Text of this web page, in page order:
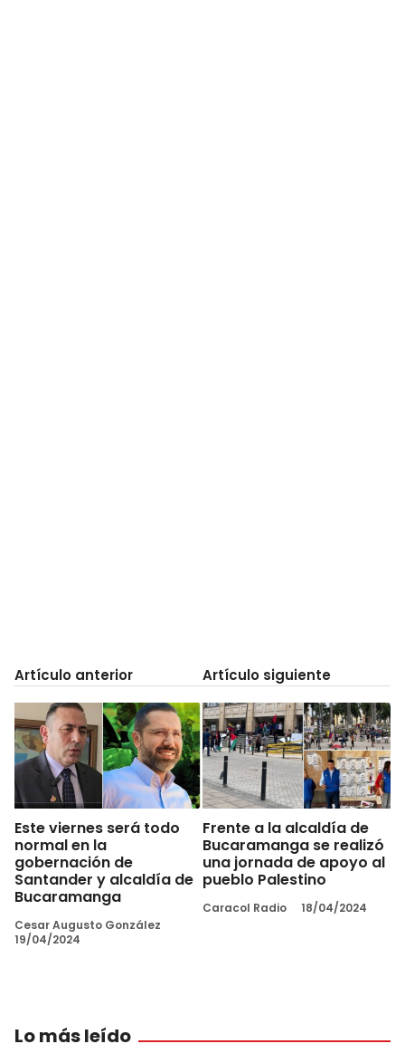
Artículo anterior
Este viernes será todo
normal en la
gobernación de
Santander y alcaldía de
Bucaramanga
Cesar Augusto González
19/04/2024
Artículo siguiente
Frente a la alcaldía de
Bucaramanga se realizó
una jornada de apoyo al
pueblo Palestino
Caracol Radio 18/04/2024
Lo más leído